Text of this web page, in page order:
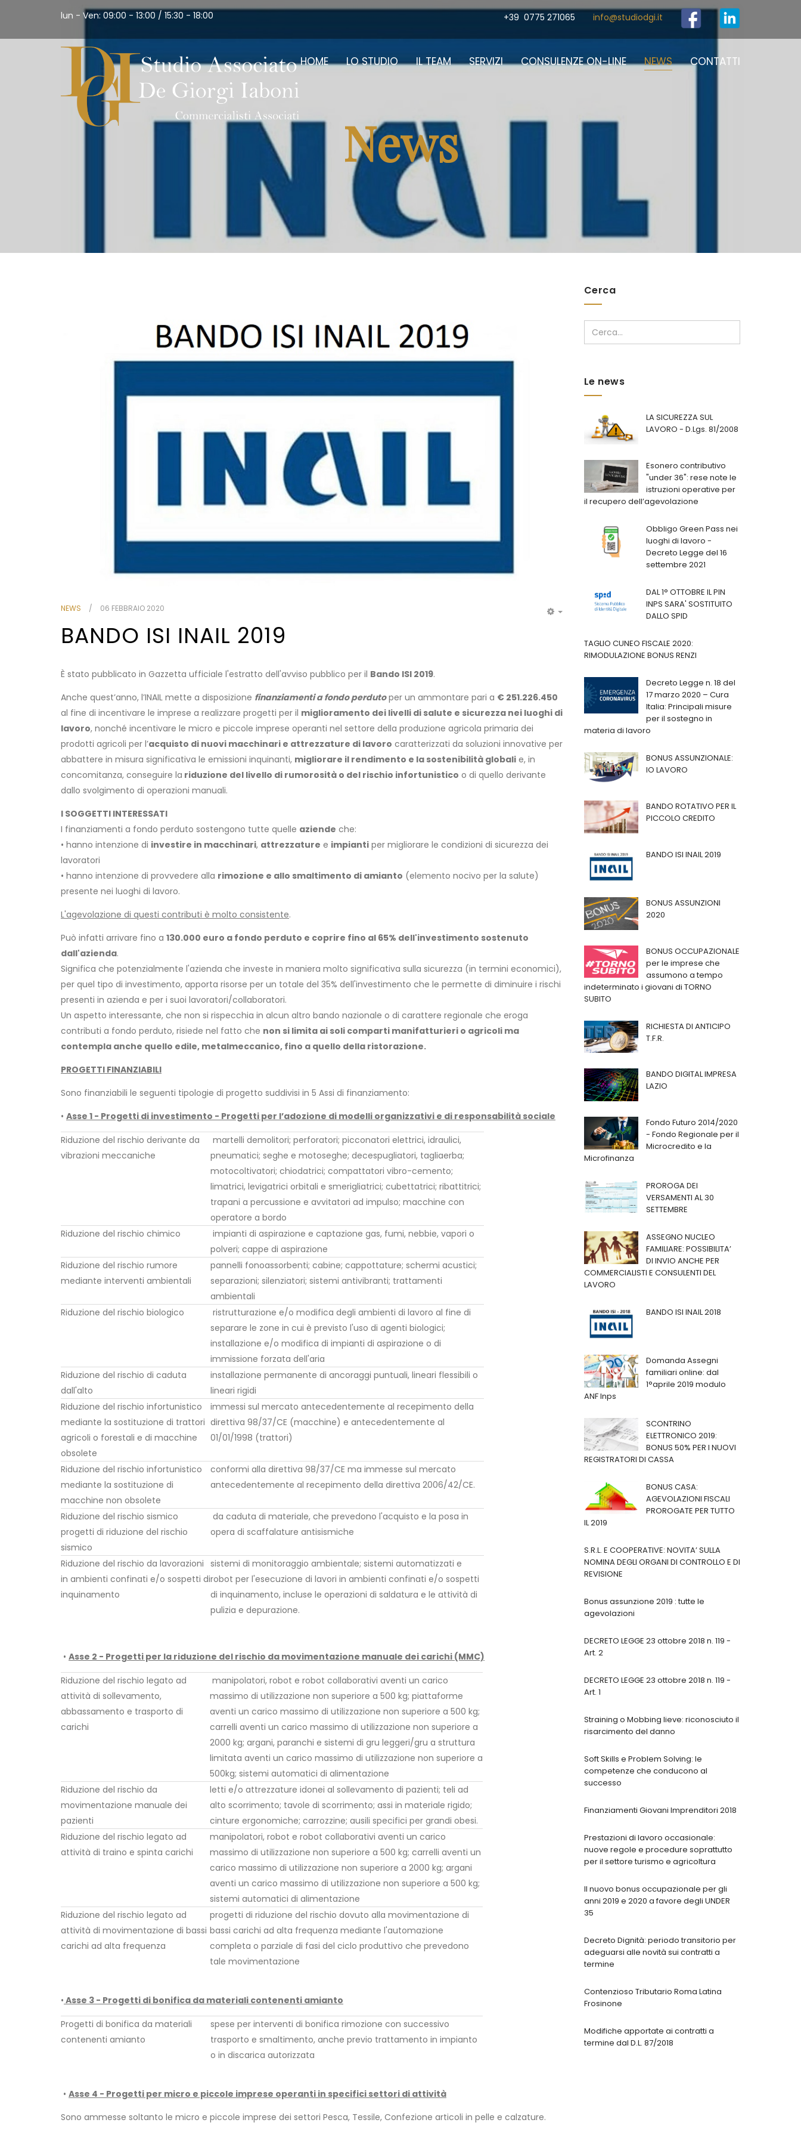
lun - Ven: 09:00 - 13:00 / 15:30 - 18:00 +39 0775 271065 info@studiodgi.it
HOME LO STUDIO IL TEAM SERVIZI CONSULENZE ON-LINE NEWS CONTATTI
News
NEWS 06 FEBBRAIO 2020
BANDO ISI INAIL 2019
È stato pubblicato in Gazzetta ufficiale l'estratto dell'avviso pubblico per il Bando ISI 2019.
Anche quest’anno, l’INAIL mette a disposizione finanziamenti a fondo perduto per un ammontare pari a € 251.226.450
al fine di incentivare le imprese a realizzare progetti per il miglioramento dei livelli di salute e sicurezza nei luoghi di
lavoro, nonché incentivare le micro e piccole imprese operanti nel settore della produzione agricola primaria dei
prodotti agricoli per l’acquisto di nuovi macchinari e attrezzature di lavoro caratterizzati da soluzioni innovative per
abbattere in misura significativa le emissioni inquinanti, migliorare il rendimento e la sostenibilità globali e, in
concomitanza, conseguire la riduzione del livello di rumorosità o del rischio infortunistico o di quello derivante
dallo svolgimento di operazioni manuali.
I SOGGETTI INTERESSATI
I finanziamenti a fondo perduto sostengono tutte quelle aziende che:
• hanno intenzione di investire in macchinari, attrezzature e impianti per migliorare le condizioni di sicurezza dei
lavoratori
• hanno intenzione di provvedere alla rimozione e allo smaltimento di amianto (elemento nocivo per la salute)
presente nei luoghi di lavoro.
L'agevolazione di questi contributi è molto consistente.
Può infatti arrivare fino a 130.000 euro a fondo perduto e coprire fino al 65% dell'investimento sostenuto
dall'azienda.
Significa che potenzialmente l'azienda che investe in maniera molto significativa sulla sicurezza (in termini economici),
per quel tipo di investimento, apporta risorse per un totale del 35% dell'investimento che le permette di diminuire i rischi
presenti in azienda e per i suoi lavoratori/collaboratori.
Un aspetto interessante, che non si rispecchia in alcun altro bando nazionale o di carattere regionale che eroga
contributi a fondo perduto, risiede nel fatto che non si limita ai soli comparti manifatturieri o agricoli ma
contempla anche quello edile, metalmeccanico, fino a quello della ristorazione.
PROGETTI FINANZIABILI
Sono finanziabili le seguenti tipologie di progetto suddivisi in 5 Assi di finanziamento:
• Asse 1 - Progetti di investimento - Progetti per l’adozione di modelli organizzativi e di responsabilità sociale
Riduzione del rischio derivante da
vibrazioni meccaniche
martelli demolitori; perforatori; picconatori elettrici, idraulici,
pneumatici; seghe e motoseghe; decespugliatori, tagliaerba;
motocoltivatori; chiodatrici; compattatori vibro-cemento;
limatrici, levigatrici orbitali e smerigliatrici; cubettatrici; ribattitrici;
trapani a percussione e avvitatori ad impulso; macchine con
operatore a bordo
Riduzione del rischio chimico
impianti di aspirazione e captazione gas, fumi, nebbie, vapori o
polveri; cappe di aspirazione
Riduzione del rischio rumore
mediante interventi ambientali
pannelli fonoassorbenti; cabine; cappottature; schermi acustici;
separazioni; silenziatori; sistemi antivibranti; trattamenti
ambientali
Riduzione del rischio biologico
ristrutturazione e/o modifica degli ambienti di lavoro al fine di
separare le zone in cui è previsto l'uso di agenti biologici;
installazione e/o modifica di impianti di aspirazione o di
immissione forzata dell'aria
Riduzione del rischio di caduta
dall'alto
installazione permanente di ancoraggi puntuali, lineari flessibili o
lineari rigidi
Riduzione del rischio infortunistico
mediante la sostituzione di trattori
agricoli o forestali e di macchine
obsolete
immessi sul mercato antecedentemente al recepimento della
direttiva 98/37/CE (macchine) e antecedentemente al
01/01/1998 (trattori)
Riduzione del rischio infortunistico
mediante la sostituzione di
macchine non obsolete
conformi alla direttiva 98/37/CE ma immesse sul mercato
antecedentemente al recepimento della direttiva 2006/42/CE.
Riduzione del rischio sismico
progetti di riduzione del rischio
sismico
da caduta di materiale, che prevedono l'acquisto e la posa in
opera di scaffalature antisismiche
Riduzione del rischio da lavorazioni
in ambienti confinati e/o sospetti di
inquinamento
sistemi di monitoraggio ambientale; sistemi automatizzati e
robot per l'esecuzione di lavori in ambienti confinati e/o sospetti
di inquinamento, incluse le operazioni di saldatura e le attività di
pulizia e depurazione.
• Asse 2 - Progetti per la riduzione del rischio da movimentazione manuale dei carichi (MMC)
Riduzione del rischio legato ad
attività di sollevamento,
abbassamento e trasporto di
carichi
manipolatori, robot e robot collaborativi aventi un carico
massimo di utilizzazione non superiore a 500 kg; piattaforme
aventi un carico massimo di utilizzazione non superiore a 500 kg;
carrelli aventi un carico massimo di utilizzazione non superiore a
2000 kg; argani, paranchi e sistemi di gru leggeri/gru a struttura
limitata aventi un carico massimo di utilizzazione non superiore a
500kg; sistemi automatici di alimentazione
Riduzione del rischio da
movimentazione manuale dei
pazienti
letti e/o attrezzature idonei al sollevamento di pazienti; teli ad
alto scorrimento; tavole di scorrimento; assi in materiale rigido;
cinture ergonomiche; carrozzine; ausili specifici per grandi obesi.
Riduzione del rischio legato ad
attività di traino e spinta carichi
manipolatori, robot e robot collaborativi aventi un carico
massimo di utilizzazione non superiore a 500 kg; carrelli aventi un
carico massimo di utilizzazione non superiore a 2000 kg; argani
aventi un carico massimo di utilizzazione non superiore a 500 kg;
sistemi automatici di alimentazione
Riduzione del rischio legato ad
attività di movimentazione di bassi
carichi ad alta frequenza
progetti di riduzione del rischio dovuto alla movimentazione di
bassi carichi ad alta frequenza mediante l'automazione
completa o parziale di fasi del ciclo produttivo che prevedono
tale movimentazione
• Asse 3 - Progetti di bonifica da materiali contenenti amianto
Progetti di bonifica da materiali
contenenti amianto
spese per interventi di bonifica rimozione con successivo
trasporto e smaltimento, anche previo trattamento in impianto
o in discarica autorizzata
• Asse 4 - Progetti per micro e piccole imprese operanti in specifici settori di attività
Sono ammesse soltanto le micro e piccole imprese dei settori Pesca, Tessile, Confezione articoli in pelle e calzature.
Cerca
Cerca...
Le news
LA SICUREZZA SUL
LAVORO - D.Lgs. 81/2008
Esonero contributivo
"under 36": rese note le
istruzioni operative per
il recupero dell’agevolazione
Obbligo Green Pass nei
luoghi di lavoro -
Decreto Legge del 16
settembre 2021
DAL 1° OTTOBRE IL PIN
INPS SARA' SOSTITUITO
DALLO SPID
TAGLIO CUNEO FISCALE 2020:
RIMODULAZIONE BONUS RENZI
Decreto Legge n. 18 del
17 marzo 2020 – Cura
Italia: Principali misure
per il sostegno in
materia di lavoro
BONUS ASSUNZIONALE:
IO LAVORO
BANDO ROTATIVO PER IL
PICCOLO CREDITO
BANDO ISI INAIL 2019
BONUS ASSUNZIONI
2020
BONUS OCCUPAZIONALE
per le imprese che
assumono a tempo
indeterminato i giovani di TORNO
SUBITO
RICHIESTA DI ANTICIPO
T.F.R.
BANDO DIGITAL IMPRESA
LAZIO
Fondo Futuro 2014/2020
- Fondo Regionale per il
Microcredito e la
Microfinanza
PROROGA DEI
VERSAMENTI AL 30
SETTEMBRE
ASSEGNO NUCLEO
FAMILIARE: POSSIBILITA’
DI INVIO ANCHE PER
COMMERCIALISTI E CONSULENTI DEL
LAVORO
BANDO ISI INAIL 2018
Domanda Assegni
familiari online: dal
1°aprile 2019 modulo
ANF Inps
SCONTRINO
ELETTRONICO 2019:
BONUS 50% PER I NUOVI
REGISTRATORI DI CASSA
BONUS CASA:
AGEVOLAZIONI FISCALI
PROROGATE PER TUTTO
IL 2019
S.R.L. E COOPERATIVE: NOVITA’ SULLA
NOMINA DEGLI ORGANI DI CONTROLLO E DI
REVISIONE
Bonus assunzione 2019 : tutte le
agevolazioni
DECRETO LEGGE 23 ottobre 2018 n. 119 -
Art. 2
DECRETO LEGGE 23 ottobre 2018 n. 119 -
Art. 1
Straining o Mobbing lieve: riconosciuto il
risarcimento del danno
Soft Skills e Problem Solving: le
competenze che conducono al
successo
Finanziamenti Giovani Imprenditori 2018
Prestazioni di lavoro occasionale:
nuove regole e procedure soprattutto
per il settore turismo e agricoltura
Il nuovo bonus occupazionale per gli
anni 2019 e 2020 a favore degli UNDER
35
Decreto Dignità: periodo transitorio per
adeguarsi alle novità sui contratti a
termine
Contenzioso Tributario Roma Latina
Frosinone
Modifiche apportate ai contratti a
termine dal D.L. 87/2018